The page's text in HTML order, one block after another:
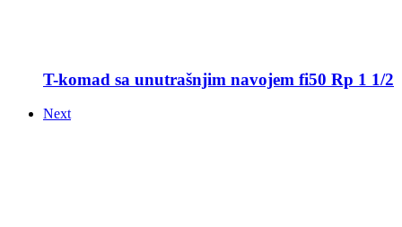
T-komad sa unutrašnjim navojem fi50 Rp 1 1/2
Next